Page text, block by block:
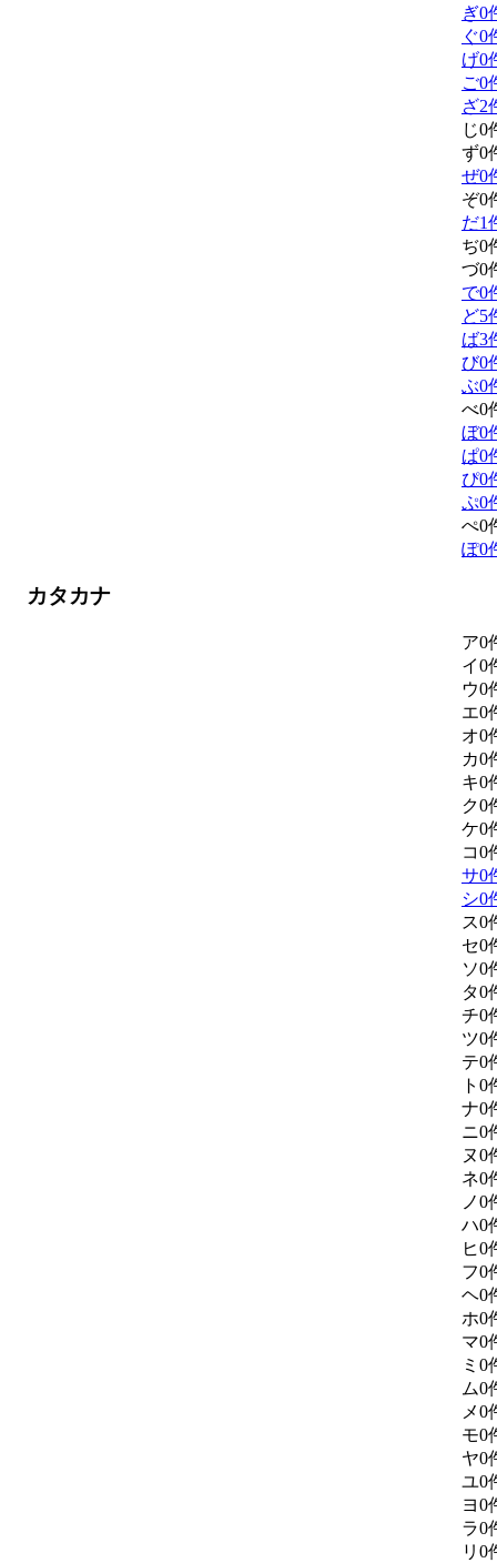
ぎ0
ぐ0
げ0
ご0
ざ2
じ0
ず0
ぜ0
ぞ0
だ1
ぢ0
づ0
で0
ど5
ば3
び0
ぶ0
べ0
ぼ0
ぱ0
ぴ0
ぷ0
ぺ0
ぽ0
カタカナ
ア0
イ0
ウ0
エ0
オ0
カ0
キ0
ク0
ケ0
コ0
サ0
シ0
ス0
セ0
ソ0
タ0
チ0
ツ0
テ0
ト 0
ナ0
ニ0
ヌ0
ネ0
ノ0
ハ0
ヒ0
フ0
ヘ0
ホ0
マ0
ミ 0
ム0
メ0
モ0
ヤ0
ユ0
ヨ0
ラ0
リ 0